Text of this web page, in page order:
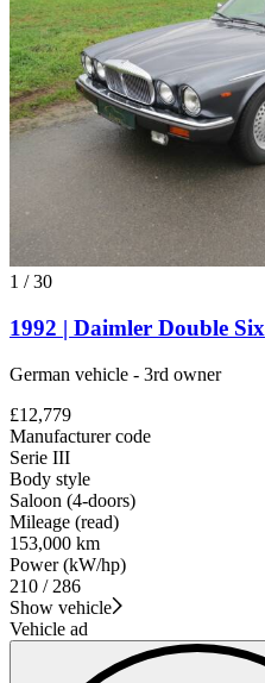
1 /30
1992 | Daimler Double Six
German vehicle - 3rd owner
£12,779
Manufacturer code
Serie III
Body style
Saloon (4-doors)
Mileage (read)
153,000 km
Power (kW/hp)
210 / 286
Show vehicle
Vehicle ad